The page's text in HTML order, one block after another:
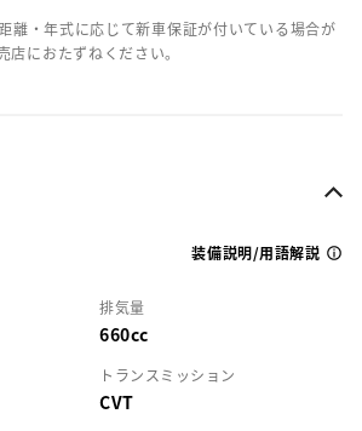
離・年式に応じて新車保証が付いている場合が
店におたずねください。
装備説明/用語解説
排気量
660cc
トランスミッション
CVT